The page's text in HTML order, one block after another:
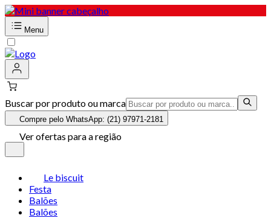
Menu
Buscar por produto ou marca
Compre pelo WhatsApp: (21) 97971-2181
Ver ofertas para a região
Le biscuit
Festa
Balões
Balões